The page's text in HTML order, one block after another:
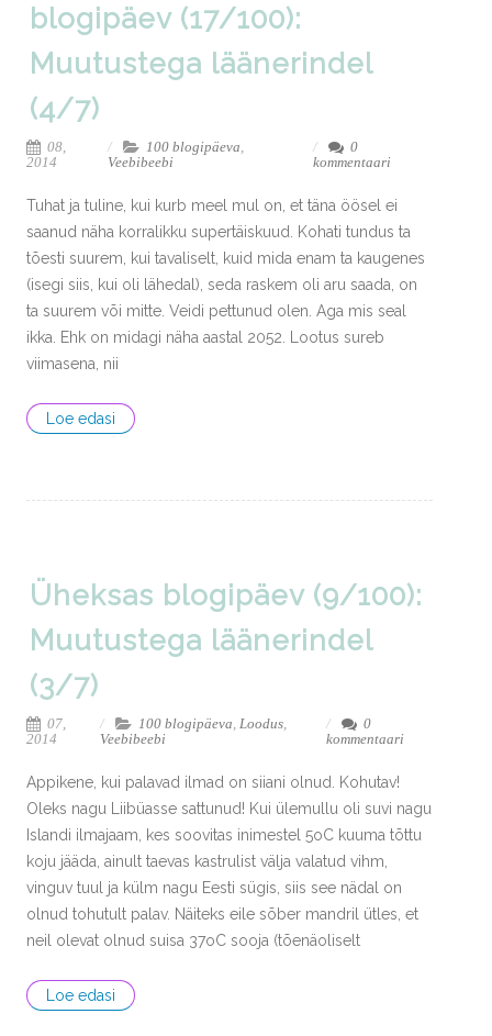
blogipäev (17/100):
Muutustega läänerindel
(4/7)
08,
2014
100 blogipäeva
Veebibeebi
0
kommentaari
Tuhat ja tuline, kui kurb meel mul on, et täna öösel ei
saanud näha korralikku supertäiskuud. Kohati tundus ta
tõesti suurem, kui tavaliselt, kuid mida enam ta kaugenes
(isegi siis, kui oli lähedal), seda raskem oli aru saada, on
ta suurem või mitte. Veidi pettunud olen. Aga mis seal
ikka. Ehk on midagi näha aastal 2052. Lootus sureb
viimasena, nii
Loe edasi
Üheksas blogipäev (9/100):
Muutustega läänerindel
(3/7)
07,
2014
100 blogipäeva Loodus,
Veebibeebi
0
kommentaari
Appikene, kui palavad ilmad on siiani olnud. Kohutav!
Oleks nagu Liibüasse sattunud! Kui ülemullu oli suvi nagu
Islandi ilmajaam, kes soovitas inimestel 5oC kuuma tõttu
koju jääda, ainult taevas kastrulist välja valatud vihm,
vinguv tuul ja külm nagu Eesti sügis, siis see nädal on
olnud tohutult palav. Näiteks eile sõber mandril ütles, et
neil olevat olnud suisa 37oC sooja (tõenäoliselt
Loe edasi